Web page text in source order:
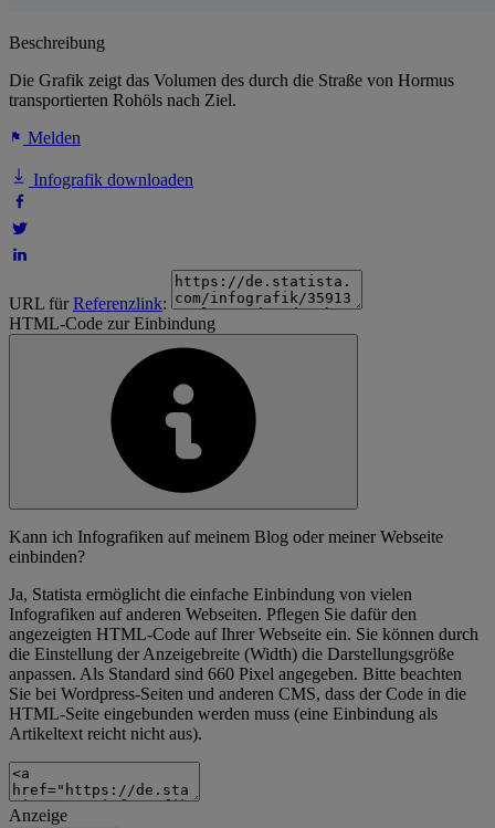
Beschreibung
Die Grafik zeigt das Volumen des durch die Straße von Hormus
transportierten Rohöls nach Ziel.
Melden
Infografik downloaden
URL fürReferenzlink:
HTML-Code zur Einbindung
Kann ich Infografiken auf meinem Blog oder meiner Webseite
einbinden?
Ja, Statista ermöglicht die einfache Einbindung von vielen
Infografiken auf anderen Webseiten. Pflegen Sie dafür den
angezeigten HTML-Code auf Ihrer Webseite ein. Sie können durch
die Einstellung der Anzeigebreite (Width) die Darstellungsgröße
anpassen. Als Standard sind 660 Pixel angegeben. Bitte beachten
Sie bei Wordpress-Seiten und anderen CMS, dass der Code in die
HTML-Seite eingebunden werden muss (eine Einbindung als
Artikeltext reicht nicht aus).
Anzeige